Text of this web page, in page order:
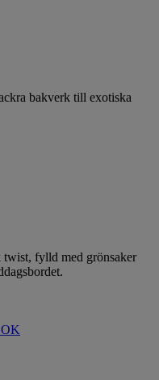
bakverk till exotiska
twist, fylld med grönsaker